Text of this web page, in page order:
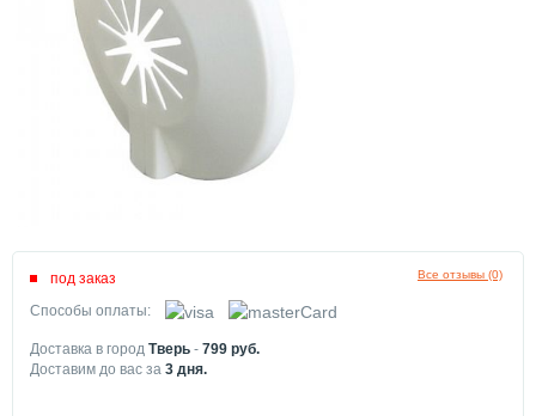
Все отзывы (0)
под заказ
Способы оплаты:
Доставка в город Тверь - 799 руб.
Доставим до вас за 3 дня.